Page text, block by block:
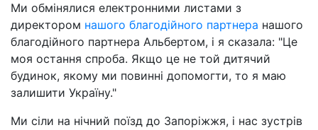
Ми обмінялися електронними листами з
директором нашого благодійного партнера нашого
благодійного партнера Альбертом, і я сказала: "Це
моя остання спроба. Якщо це не той дитячий
будинок, якому ми повинні допомогти, то я маю
залишити Україну."
Ми сіли на нічний поїзд до Запоріжжя, і нас зустрів